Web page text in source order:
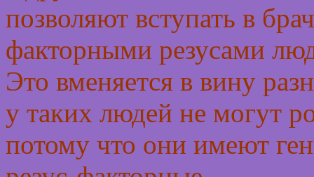
позволяют вступать в
факторными резусами
Это вменяется в вину
у таких людей не могут
потому что они имеют